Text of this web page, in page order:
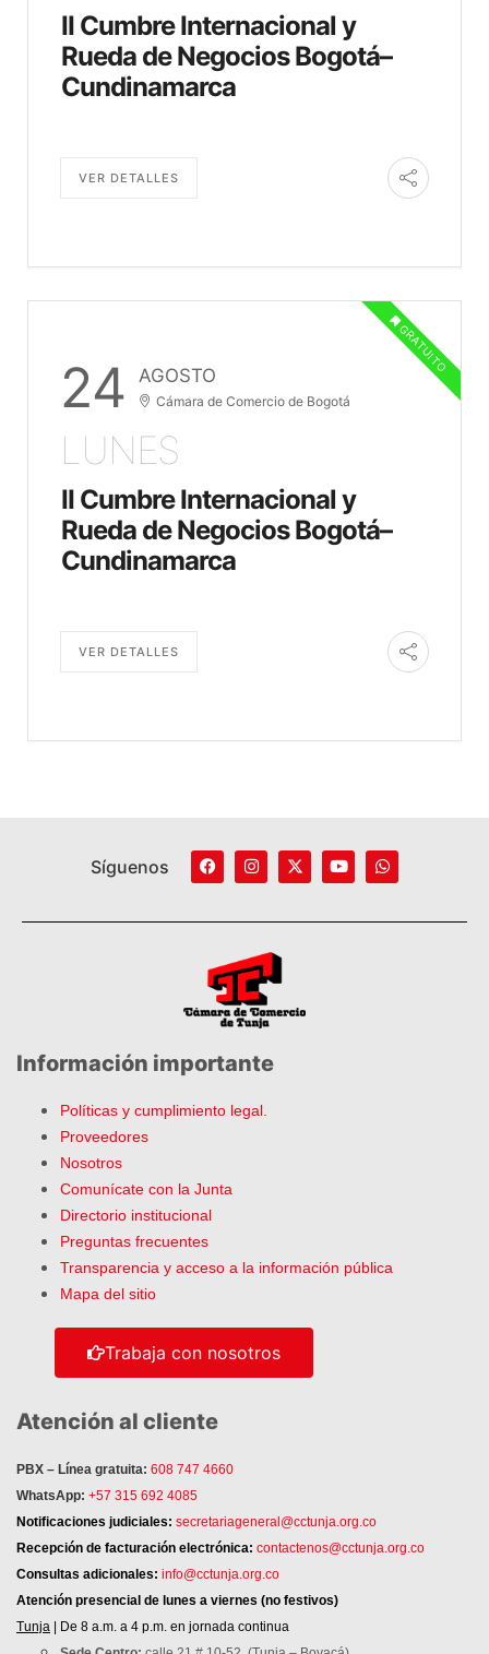
II Cumbre Internacional y
Rueda de Negocios Bogotá–
Cundinamarca
VER DETALLES
24 AGOSTO
Cámara de Comercio de Bogotá
GRATUITO
LUNES
II Cumbre Internacional y
Rueda de Negocios Bogotá–
Cundinamarca
VER DETALLES
Síguenos
Información importante
Políticas y cumplimiento legal.
Proveedores
Nosotros
Comunícate con la Junta
Directorio institucional
Preguntas frecuentes
Transparencia y acceso a la información pública
Mapa del sitio
Trabaja con nosotros
Atención al cliente
PBX – Línea gratuita: 608 747 4660
WhatsApp: +57 315 692 4085
Notificaciones judiciales: secretariageneral@cctunja.org.co
Recepción de facturación electrónica: contactenos@cctunja.org.co
Consultas adicionales: info@cctunja.org.co
Atención presencial de lunes a viernes (no festivos)
Tunja | De 8 a.m. a 4 p.m. en jornada continua